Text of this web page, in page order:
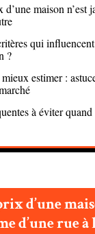
maison n’est
qui
?
estimer :
à éviter quand
d’une
d’une rue à